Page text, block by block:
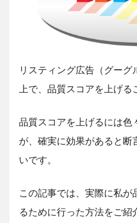
リスティング広告（グーグ
上で、品質スコアを上げる
品質スコアを上げるには色
が、確実に効果があると断
いです。
この記事では、実際に私
るために行った方法をご紹